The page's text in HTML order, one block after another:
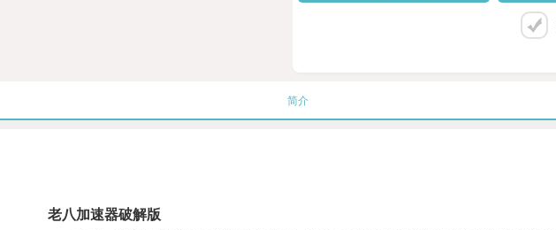
简介
老八加速器破解版